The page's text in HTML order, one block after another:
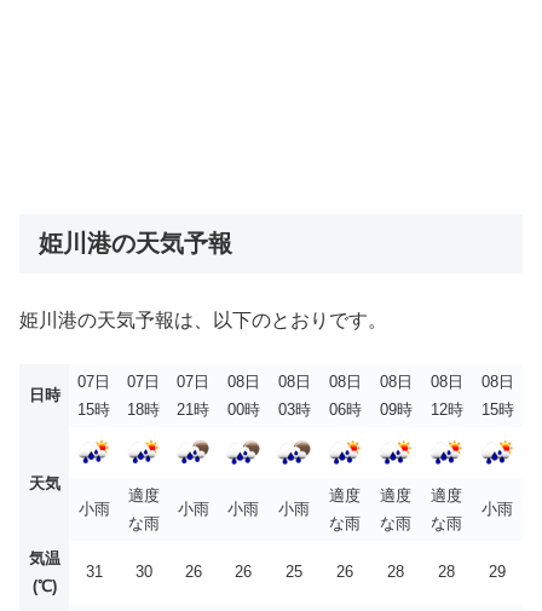
姫川港の天気予報
姫川港の天気予報は、以下のとおりです。
日時
07日
15時
07日
18時
07日
21時
08日
00時
08日
03時
08日
06時
08日
09時
08日
12時
08日
15時
天気
小雨
適度
な雨
小雨 小雨 小雨
適度
な雨
適度
な雨
適度
な雨
小雨
気温
(℃)
31 30 26 26 25 26 28 28 29